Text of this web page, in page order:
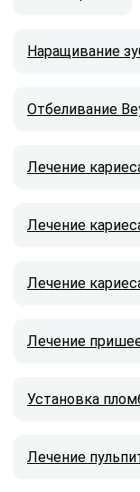
Наращивание
Отбеливание
Лечение
Лечение
Лечение
Лечение
Установка
Лечение